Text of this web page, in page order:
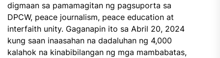
digmaan sa pamamagitan ng pagsuporta sa
DPCW, peace journalism, peace education at
interfaith unity. Gaganapin ito sa Abril 20, 2024
kung saan inaasahan na dadaluhan ng 4,000
kalahok na kinabibilangan ng mga mambabatas,